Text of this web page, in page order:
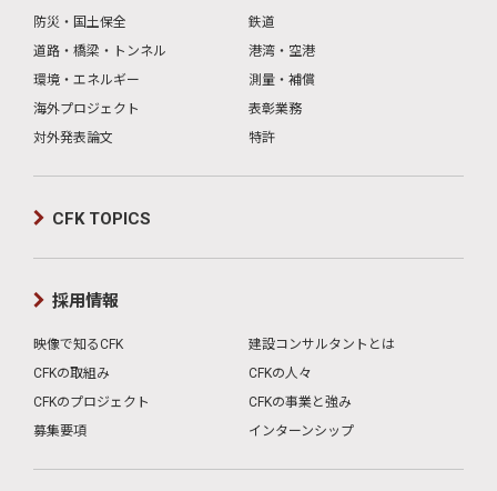
防災・国土保全
鉄道
道路・橋梁・トンネル
港湾・空港
環境・エネルギー
測量・補償
海外プロジェクト
表彰業務
対外発表論文
特許
CFK TOPICS
採用情報
映像で知るCFK
建設コンサルタントとは
CFKの取組み
CFKの人々
CFKのプロジェクト
CFKの事業と強み
募集要項
インターンシップ